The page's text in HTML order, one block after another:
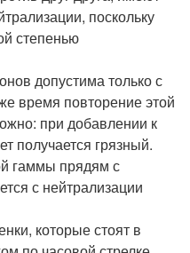
поскольку
степенью
допустима только с
время повторение этой
при добавлении к
получается грязный.
гаммы прядям с
с нейтрализации
которые стоят в